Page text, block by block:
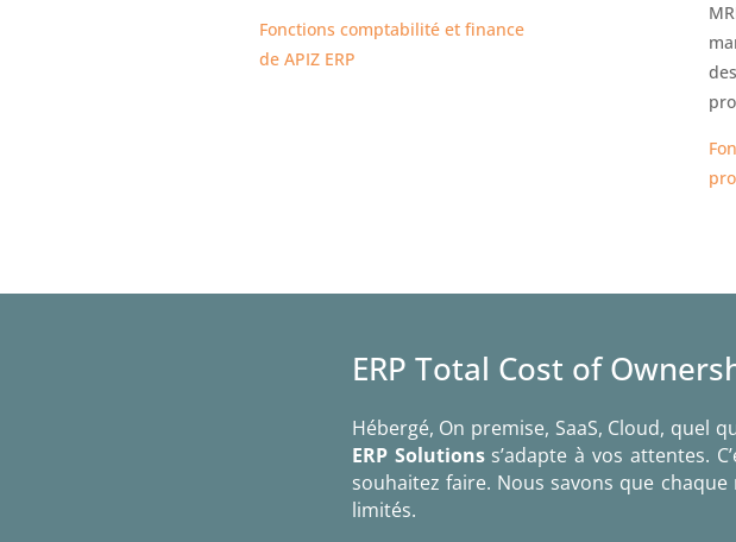
Fonctions comptabilité et finance
de APIZ ERP
ERP Total Cost of
Hébergé, On premise, SaaS, Cloud, quel
ERP Solutionss’adapte à vos attentes.
souhaitez faire. Nous savons que
limités.